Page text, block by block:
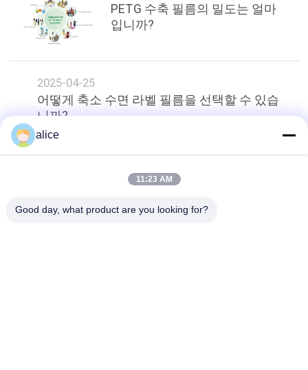
PETG 수축 필름의 밀도는 얼마
입니까?
2025-04-25
어떻게 축소 수면 라벨 필름을 선택할 수 있습
니까?
상단
alice
11:23 AM
Good day, what product are you looking for?